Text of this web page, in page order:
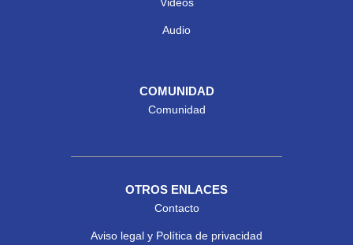
Audio
COMUNIDAD
Comunidad
OTROS ENLACES
Contacto
Aviso legal y Política de privacidad